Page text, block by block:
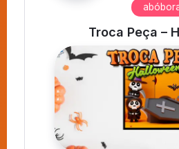
Troca Peça –